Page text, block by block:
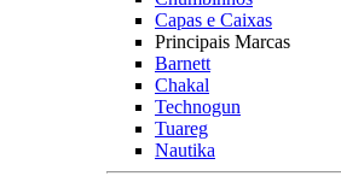
Capas e Caixas
Principais Marcas
Barnett
Chakal
Technogun
Tuareg
Nautika